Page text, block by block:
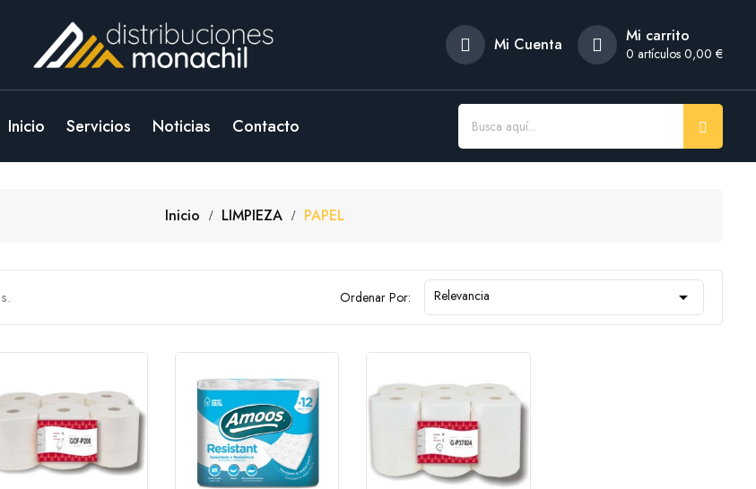
Mi Cuenta Mi carrito
0 artículos 0,00 €
Inicio Servicios Noticias Contacto
Inicio LIMPIEZA PAPEL
Ordenar Por: Relevancia 